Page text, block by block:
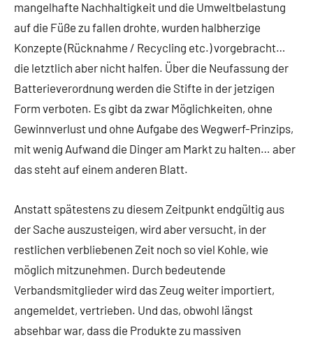
mangelhafte Nachhaltigkeit und die Umweltbelastung
auf die Füße zu fallen drohte, wurden halbherzige
Konzepte (Rücknahme / Recycling etc.) vorgebracht…
die letztlich aber nicht halfen. Über die Neufassung der
Batterieverordnung werden die Stifte in der jetzigen
Form verboten. Es gibt da zwar Möglichkeiten, ohne
Gewinnverlust und ohne Aufgabe des Wegwerf-Prinzips,
mit wenig Aufwand die Dinger am Markt zu halten… aber
das steht auf einem anderen Blatt.
Anstatt spätestens zu diesem Zeitpunkt endgültig aus
der Sache auszusteigen, wird aber versucht, in der
restlichen verbliebenen Zeit noch so viel Kohle, wie
möglich mitzunehmen. Durch bedeutende
Verbandsmitglieder wird das Zeug weiter importiert,
angemeldet, vertrieben. Und das, obwohl längst
absehbar war, dass die Produkte zu massiven